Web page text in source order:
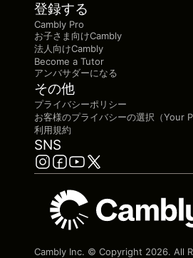
登録する
Cambly Pro
お子さま向けCambly
法人向けCambly
Become a Tutor
アンバサダーになる
その他
プライバシーポリシー
お客様のプライバシーの選択（Your
利用規約
SNS
Cambly Inc. © Copyright 2026. All